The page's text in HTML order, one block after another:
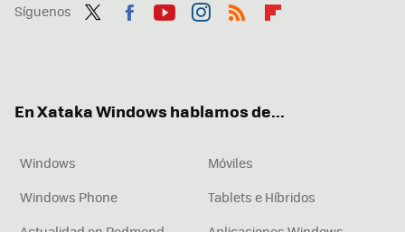
Síguenos
En Xataka Windows hablamos de...
Windows
Móviles
Windows Phone
Tablets e Híbridos